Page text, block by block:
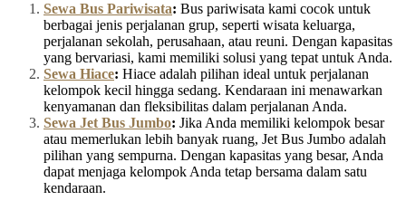
Sewa Bus Pariwisata: Bus pariwisata kami cocok untuk
berbagai jenis perjalanan grup, seperti wisata keluarga,
perjalanan sekolah, perusahaan, atau reuni. Dengan kapasitas
yang bervariasi, kami memiliki solusi yang tepat untuk Anda.
Sewa Hiace: Hiace adalah pilihan ideal untuk perjalanan
kelompok kecil hingga sedang. Kendaraan ini menawarkan
kenyamanan dan fleksibilitas dalam perjalanan Anda.
Sewa Jet Bus Jumbo: Jika Anda memiliki kelompok besar
atau memerlukan lebih banyak ruang, Jet Bus Jumbo adalah
pilihan yang sempurna. Dengan kapasitas yang besar, Anda
dapat menjaga kelompok Anda tetap bersama dalam satu
kendaraan.